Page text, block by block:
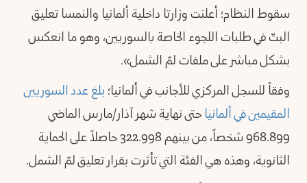
سقوط النظام؛ أعلنت وزارتا داخلية ألمانيا والنمسا تعليق
البتّ في طلبات اللجوء الخاصة بالسوريين، وهو ما انعكس
بشكل مباشر على ملفات لمّ الشمل».
وفقاً للسجل المركزي للأجانب في ألمانيا؛ بلغ عدد السوريين
المقيمين في ألمانيا حتى نهاية شهر آذار/مارس الماضي
968.899 شخصاً، من بينهم 322.998 حاصلاً على الحماية
الثانوية، وهذه هي الفئة التي تأثرت بقرار تعليق لمّ الشمل.